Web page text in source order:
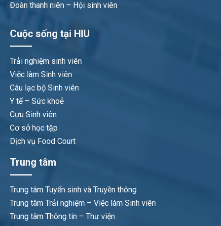
Đoàn thanh niên – Hội sinh viên
Cuộc sống tại HIU
Trải nghiệm sinh viên
Việc làm Sinh viên
Câu lạc bộ Sinh viên
Y tế – Sức khoẻ
Cựu Sinh viên
Cơ sở học tập
Dịch vụ Food Court
Trung tâm
Trung tâm Tuyển sinh và Truyền thông
Trung tâm Trải nghiệm – Việc làm Sinh viên
Trung tâm Thông tin – Thư viện